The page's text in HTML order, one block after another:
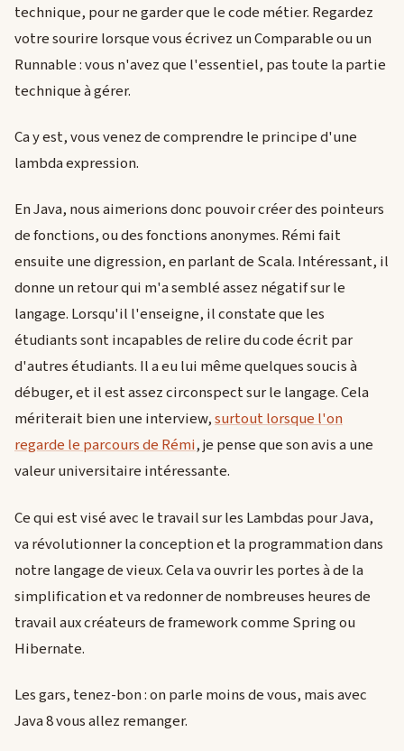
technique, pour ne garder que le code métier. Regardez
votre sourire lorsque vous écrivez un Comparable ou un
Runnable : vous n'avez que l'essentiel, pas toute la partie
technique à gérer.
Ca y est, vous venez de comprendre le principe d'une
lambda expression.
En Java, nous aimerions donc pouvoir créer des pointeurs
de fonctions, ou des fonctions anonymes. Rémi fait
ensuite une digression, en parlant de Scala. Intéressant, il
donne un retour qui m'a semblé assez négatif sur le
langage. Lorsqu'il l'enseigne, il constate que les
étudiants sont incapables de relire du code écrit par
d'autres étudiants. Il a eu lui même quelques soucis à
débuger, et il est assez circonspect sur le langage. Cela
mériterait bien une interview,surtout lorsque l'on
regarde le parcours de Rémi, je pense que son avis a une
valeur universitaire intéressante.
Ce qui est visé avec le travail sur les Lambdas pour Java,
va révolutionner la conception et la programmation dans
notre langage de vieux. Cela va ouvrir les portes à de la
simplification et va redonner de nombreuses heures de
travail aux créateurs de framework comme Spring ou
Hibernate.
Les gars, tenez-bon : on parle moins de vous, mais avec
Java 8 vous allez remanger.